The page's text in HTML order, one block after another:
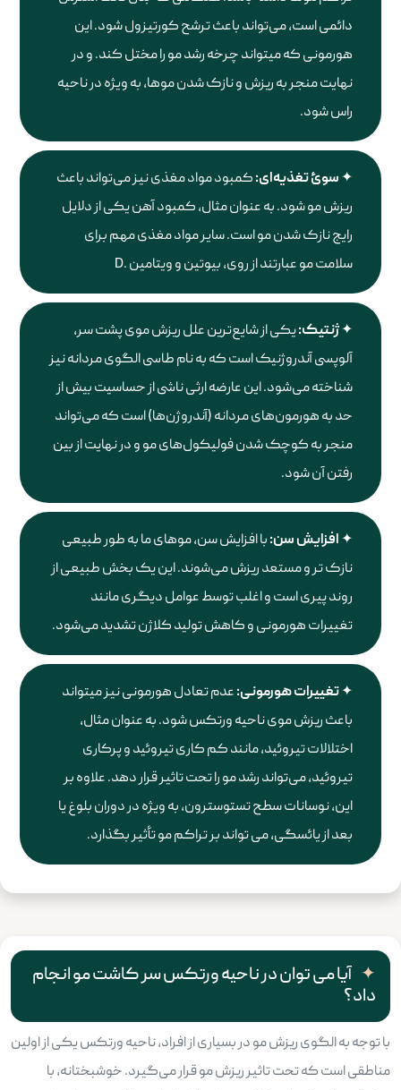
دائمی است، می‌تواند باعث ترشح کورتیزول شود. این
هورمونی که می‎تواند چرخه رشد مو را مختل کند. و در
نهایت منجر به ریزش و نازک شدن موها، به ویژه در ناحیه
راس شود.
سوئ تغذیه‌ای:کمبود مواد مغذی نیز می‌تواند باعث
ریزش مو شود. به عنوان مثال، کمبود آهن یکی از دلایل
رایج نازک شدن مو است. سایر مواد مغذی مهم برای
سلامت مو عبارتند از روی، بیوتین و ویتامین .D
ژنتیک:یکی از شایع‌ترین علل ریزش موی پشت سر،
آلوپسی آندروژنیک است که به نام طاسی الگوی مردانه نیز
شناخته می‌شود. این عارضه ارثی ناشی از حساسیت بیش از
حد به هورمون‌های مردانه (آندروژن‌ها) است که می‌تواند
منجر به کوچک شدن فولیکول‌های مو و در نهایت از بین
رفتن آن شود.
افزایش سن:با افزایش سن، موهای ما به طور طبیعی
نازک تر و مستعد ریزش می‌شوند. این یک بخش طبیعی از
روند پیری است و اغلب توسط عوامل دیگری مانند
تغییرات هورمونی و کاهش تولید کلاژن تشدید می‌شود.
تغییرات هورمونی:
عدم تعادل هورمونی نیز می‎تواند
باعث ریزش موی ناحیه ورتکس شود. به عنوان مثال،
اختلالات تیروئید، مانند کم کاری تیروئید و پرکاری
تیروئید، می‌تواند رشد مو را تحت تاثیر قرار دهد. علاوه بر
این، نوسانات سطح تستوسترون، به ویژه در دوران بلوغ یا
بعد از یائسگی، می تواند بر تراکم مو تأثیر بگذارد.
آیا می توان در ناحیه ورتکس سر کاشت مو انجام
داد؟
با توجه به الگوی ریزش مو در بسیاری از افراد، ناحیه ورتکس یکی از اولین
مناطقی است که تحت تاثیر ریزش مو قرار می‌گیرد. خوشبختانه، با